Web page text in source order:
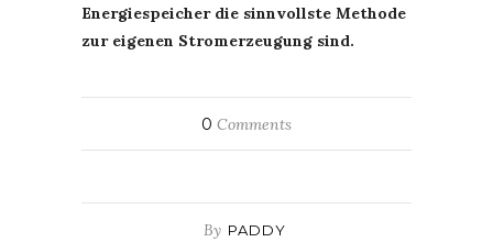
Energiespeicher die sinnvollste Methode
zur eigenen Stromerzeugung sind.
0 Comments
By PADDY